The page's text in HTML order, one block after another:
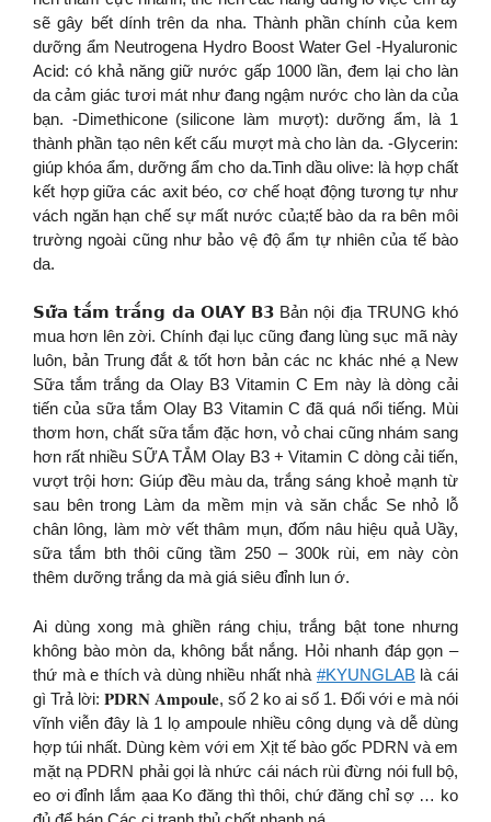
sẽ gây bết dính trên da nha. Thành phần chính của kem
dưỡng ẩm Neutrogena Hydro Boost Water Gel -Hyaluronic
Acid: có khả năng giữ nước gấp 1000 lần, đem lại cho làn
da cảm giác tươi mát như đang ngậm nước cho làn da của
bạn. -Dimethicone (silicone làm mượt): dưỡng ẩm, là 1
thành phần tạo nên kết cấu mượt mà cho làn da. -Glycerin:
giúp khóa ẩm, dưỡng ẩm cho da.Tinh dầu olive: là hợp chất
kết hợp giữa các axit béo, cơ chế hoạt động tương tự như
vách ngăn hạn chế sự mất nước của;tế bào da ra bên môi
trường ngoài cũng như bảo vệ độ ẩm tự nhiên của tế bào
da.
𝗦𝘂̛̃𝗮 𝘁𝗮̆́𝗺 𝘁𝗿𝗮̆́𝗻𝗴 𝗱𝗮 𝗢𝗹𝗔𝗬 𝗕𝟯 Bản nội địa TRUNG khó
mua hơn lên zời. Chính đại lục cũng đang lùng sục mã này
luôn, bản Trung đắt & tốt hơn bản các nc khác nhé ạ New
Sữa tắm trắng da Olay B3 Vitamin C Em này là dòng cải
tiến của sữa tắm Olay B3 Vitamin C đã quá nổi tiếng. Mùi
thơm hơn, chất sữa tắm đặc hơn, vỏ chai cũng nhám sang
hơn rất nhiều SỮA TẮM Olay B3 + Vitamin C dòng cải tiến,
vượt trội hơn: Giúp đều màu da, trắng sáng khoẻ mạnh từ
sau bên trong Làm da mềm mịn và săn chắc Se nhỏ lỗ
chân lông, làm mờ vết thâm mụn, đốm nâu hiệu quả Uầy,
sữa tắm bth thôi cũng tầm 250 – 300k rùi, em này còn
thêm dưỡng trắng da mà giá siêu đỉnh lun ớ.
Ai dùng xong mà ghiền ráng chịu, trắng bật tone nhưng
không bào mòn da, không bắt nắng. Hỏi nhanh đáp gọn –
thứ mà e thích và dùng nhiều nhất nhà #KYUNGLABlà cái
gì Trả lời: 𝐏𝐃𝐑𝐍 𝐀𝐦𝐩𝐨𝐮𝐥𝐞, số 2 ko ai số 1. Đối với e mà nói
vĩnh viễn đây là 1 lọ ampoule nhiều công dụng và dễ dùng
hợp túi nhất. Dùng kèm với em Xịt tế bào gốc PDRN và em
mặt nạ PDRN phải gọi là nhức cái nách rùi đừng nói full bộ,
eo ơi đỉnh lắm ạaa Ko đăng thì thôi, chứ đăng chỉ sợ … ko